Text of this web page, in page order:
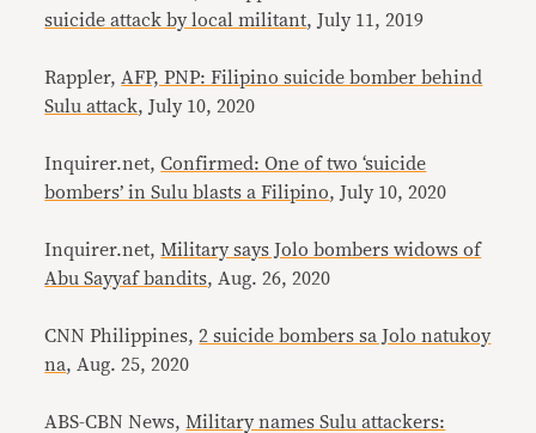
suicide attack by local militant, July 11, 2019
Rappler, AFP, PNP: Filipino suicide bomber behind
Sulu attack, July 10, 2020
Inquirer.net,Confirmed: One of two ‘suicide
bombers’ in Sulu blasts a Filipino, July 10, 2020
Inquirer.net, Military says Jolo bombers widows of
Abu Sayyaf bandits, Aug. 26, 2020
CNN Philippines,2 suicide bombers sa Jolo natukoy
na, Aug. 25, 2020
ABS-CBN News, Military names Sulu attackers: